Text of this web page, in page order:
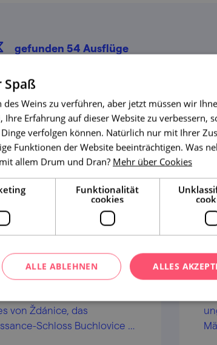
gefunden 54 Ausflüge
Radtour nicht nur zum
von Ždánice, das
Schloss Buchlovice –
Spaß
Weins zu verführen, aber jetzt müssen wir
Ihre Erfahrung auf dieser Website zu verbessern,
verfolgen können. Natürlich nur mit Ihrer
Funktionen der Website beeinträchtigen. Was
allem Drum und Dran? Mehr über Cookies
Funktionalität
cookies
ALLES
ALLE ABLEHNEN